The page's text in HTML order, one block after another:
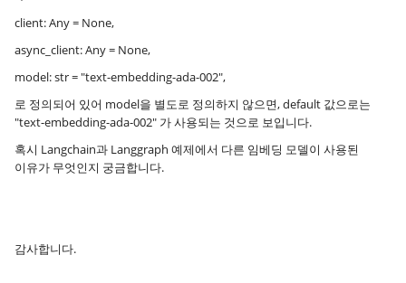
client: Any = None,
async_client: Any = None,
model: str = "text-embedding-ada-002",
로 정의되어 있어 model을 별도로 정의하지 않으면, default 값으로는
"text-embedding-ada-002" 가 사용되는 것으로 보입니다.
혹시 Langchain과 Langgraph 예제에서 다른 임베딩 모델이 사용된
이유가 무엇인지 궁금합니다.
감사합니다.